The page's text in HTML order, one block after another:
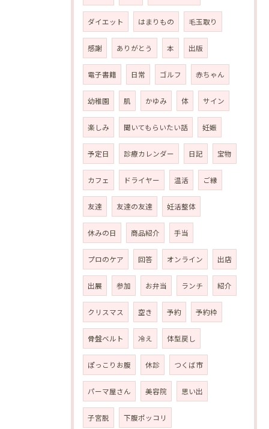
ダイエット はまりもの 毛玉取り
感謝 ありがとう 本 出版
電子書籍 日常 ゴルフ 赤ちゃん
幼稚園 肌 かゆみ 体 サイン
楽しみ 聞いてもらいたい話 妊娠
予定日 診療カレンダー 日記 宝物
カフェ ドライヤー 温活 ご縁
友達 友達の友達 妊活整体
休みの日 商品紹介 手当
プロのケア 回答 オンライン 出店
出展 参加 お弁当 ランチ 紹介
クリスマス 空き 予約 予約枠
骨盤ベルト 冷え 体型戻し
ぽっこりお腹 休診 つくば市
パーマ屋さん 美容院 思い出
子宮脱 下腹ポッコリ